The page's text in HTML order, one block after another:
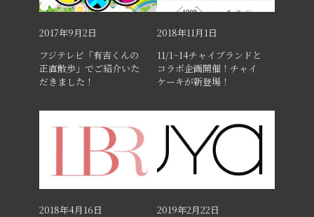
2017年9月2日
フジテレビ「有吉くんの
正直散歩」でご紹介いた
だきました！
2018年11月1日
11/1~14チャイブランドと
コラボ企画開催！チャイ
ケーキが新登場！
2018年4月16日
2019年2月22日